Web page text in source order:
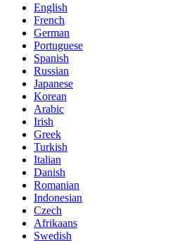
English
French
German
Portuguese
Spanish
Russian
Japanese
Korean
Arabic
Irish
Greek
Turkish
Italian
Danish
Romanian
Indonesian
Czech
Afrikaans
Swedish